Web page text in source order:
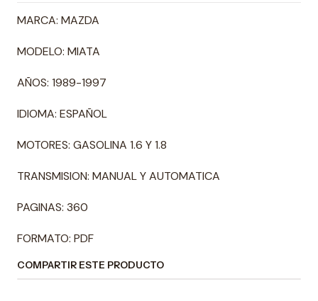
MARCA: MAZDA
MODELO: MIATA
AÑOS: 1989-1997
IDIOMA: ESPAÑOL
MOTORES: GASOLINA 1.6 Y 1.8
TRANSMISION: MANUAL Y AUTOMATICA
PAGINAS: 360
FORMATO: PDF
COMPARTIR ESTE PRODUCTO